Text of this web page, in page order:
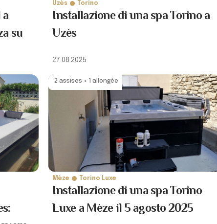
a
su
Uzès Torino
Installazione di una spa Torino a
Uzès
27.08.2025
2 assises + 1 allongée
Mèze Torino Luxe
Installazione di una spa Torino
Luxe a Mèze il 5 agosto 2025